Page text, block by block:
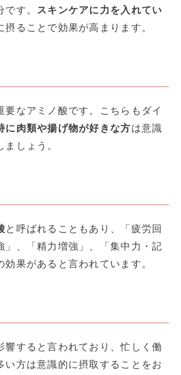
す。 スキンケアに力を入れてい
摂ることで効果が高まります。
要なアミノ酸です。こちらもダイ
に肉類や揚げ物が好きな方は意識
しょう。
と呼ばれることもあり、「疲労回
」、「精力増強」、「集中力・記
果があると言われています。
響すると言われており、忙しく働
い方は意識的に摂取することをお